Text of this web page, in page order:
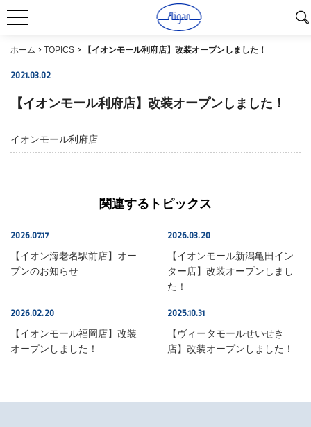
ホーム TOPICS 【イオンモール利府店】改装オープンしました！
2021.03.02
【イオンモール利府店】改装オープンしました！
イオンモール利府店
関連するトピックス
2026.07.17
【イオン海老名駅前店】オー
プンのお知らせ
2026.03.20
【イオンモール新潟亀田イン
ター店】改装オープンしまし
た！
2026.02.20
【イオンモール福岡店】改装
オープンしました！
2025.10.31
【ヴィータモールせいせき
店】改装オープンしました！